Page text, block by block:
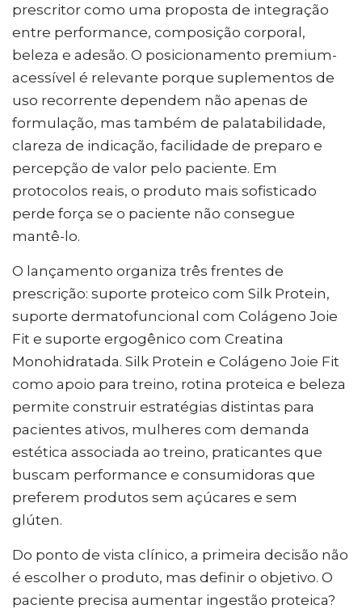
prescritor como uma proposta de integração
entre performance, composição corporal,
beleza e adesão. O posicionamento premium-
acessível é relevante porque suplementos de
uso recorrente dependem não apenas de
formulação, mas também de palatabilidade,
clareza de indicação, facilidade de preparo e
percepção de valor pelo paciente. Em
protocolos reais, o produto mais sofisticado
perde força se o paciente não consegue
mantê-lo.
O lançamento organiza três frentes de
prescrição: suporte proteico com Silk Protein,
suporte dermatofuncional com Colágeno Joie
Fit e suporte ergogênico com Creatina
Monohidratada. Silk Protein e Colágeno Joie Fit
como apoio para treino, rotina proteica e beleza
permite construir estratégias distintas para
pacientes ativos, mulheres com demanda
estética associada ao treino, praticantes que
buscam performance e consumidoras que
preferem produtos sem açúcares e sem
glúten.
Do ponto de vista clínico, a primeira decisão não
é escolher o produto, mas definir o objetivo. O
paciente precisa aumentar ingestão proteica?